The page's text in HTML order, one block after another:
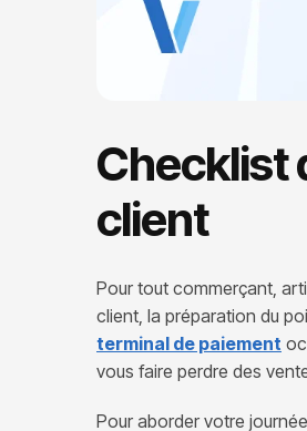
Checklist
client
Pour tout commerçant,
client, la préparation du
terminal de paiement
vous faire perdre des
Pour aborder votre